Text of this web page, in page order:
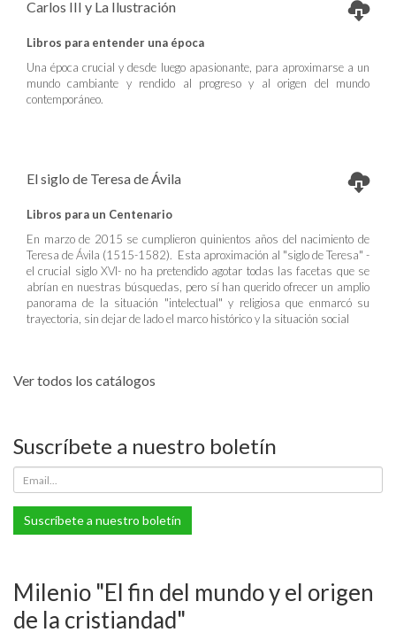
Carlos III y La Ilustración
Libros para entender una época
Una época crucial y desde luego apasionante, para aproximarse a un
mundo cambiante y rendido al progreso y al origen del mundo
contemporáneo.
El siglo de Teresa de Ávila
Libros para un Centenario
En marzo de 2015 se cumplieron quinientos años del nacimiento de
Teresa de Ávila (1515-1582). Esta aproximación al "siglo de Teresa" -
el crucial siglo XVI- no ha pretendido agotar todas las facetas que se
abrían en nuestras búsquedas, pero sí han querido ofrecer un amplio
panorama de la situación "intelectual" y religiosa que enmarcó su
trayectoria, sin dejar de lado el marco histórico y la situación social
Ver todos los catálogos
Suscríbete a nuestro boletín
Suscríbete a nuestro boletín
Milenio "El fin del mundo y el origen
de la cristiandad"